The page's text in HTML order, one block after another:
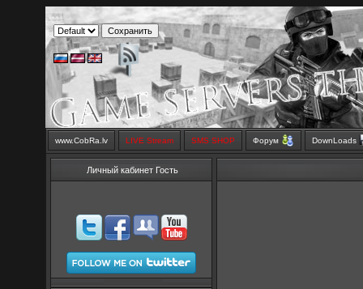
www.CobRa.lv LIVE Stream SMS SHOP Форум DownLoads
Личный кабинет Гость